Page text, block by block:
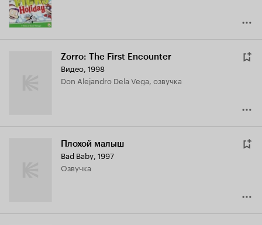
Zorro: The First Encounter
Видео, 1998
Don Alejandro Dela Vega, озвучка
Плохой малыш
Bad Baby, 1997
озвучка